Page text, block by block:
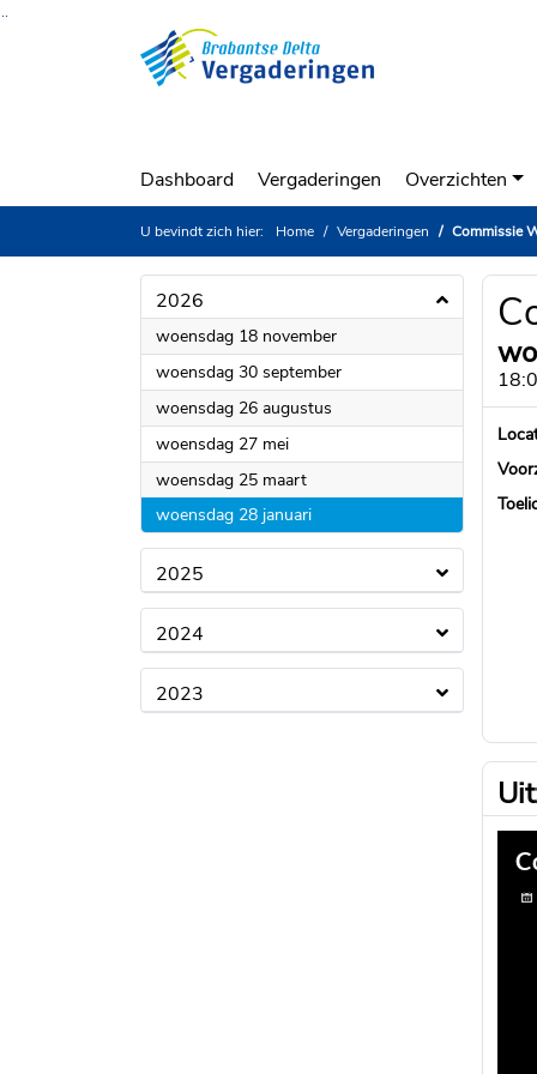
Ga naar de inhoud van deze pagina
Dashboard Vergaderingen Overzichten
U bevindt zich hier: Home Vergaderingen Commissie
2026
woensdag 18 november2026
woensdag 30 september2026
woensdag 26 augustus
woensdag 27 mei2026
woensdag 25 maart2026
woensdag 28 januari2026
2025
2024
2023